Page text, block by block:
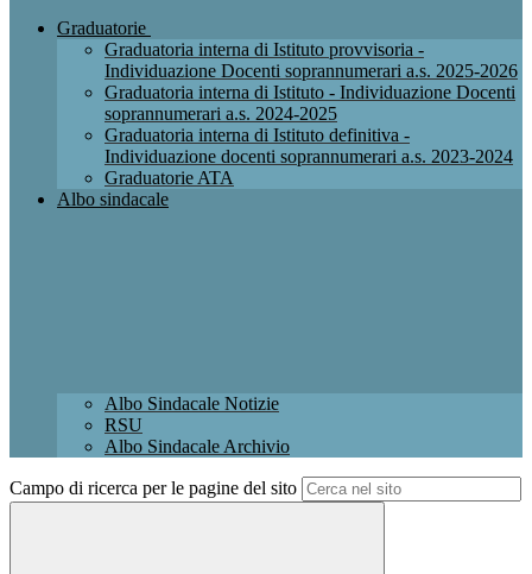
Graduatorie
Graduatoria interna di Istituto provvisoria -
Individuazione Docenti soprannumerari a.s. 2025-2026
Graduatoria interna di Istituto - Individuazione Docenti
soprannumerari a.s. 2024-2025
Graduatoria interna di Istituto definitiva -
Individuazione docenti soprannumerari a.s. 2023-2024
Graduatorie ATA
Albo sindacale
Albo Sindacale Notizie
RSU
Albo Sindacale Archivio
Campo di ricerca per le pagine del sito